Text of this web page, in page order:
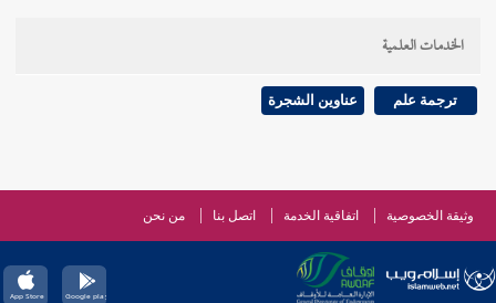
الخدمات العلمية
ترجمة علم عناوين الشجرة
وثيقة الخصوصية اتفاقية الخدمة اتصل بنا من نحن